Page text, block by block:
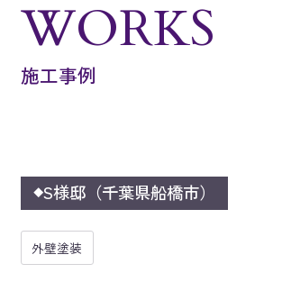
WORKS
施工事例
◆S様邸（千葉県船橋市）
外壁塗装